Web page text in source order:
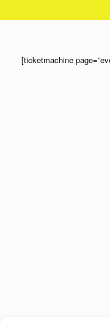
[ticketmachine